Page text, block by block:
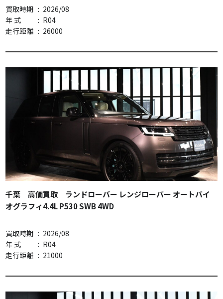
買取時期 : 2026/08
年 式
: R04
走行距離 : 26000
千葉 高価買取 ランドローバー レンジローバー オートバイ
オグラフィ4.4L P530 SWB 4WD
買取時期 : 2026/08
年 式
: R04
走行距離 : 21000